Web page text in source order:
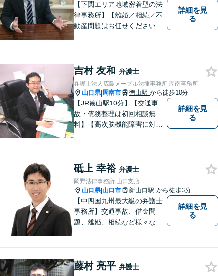
【下関エリア地域密着型の法
律事務所】【離婚／相続／不
動産問題はお任せください】
りの声を大切にし、適切な解
決方法をご提案いたします。
詳細を見
る
吉村 友和 弁護士
弁護士法人広島メープル法律事務所 周南事務所
山口県|周南市 徳山駅 から徒歩10分
【JR徳山駅10分】【交通事
故・債務整理は初回相談無
料】【高次脳機能障害に対応
トナー」として、お客さまに
寄り添いますので、お気軽に
ご相談ください。
詳細を見
る
砥上 幸裕 弁護士
岡野法律事務所 山口支店
山口県|山口市 新山口駅 から徒歩6分
【中四国九州最大級の弁護士
事務所】交通事故、借金問
題、離婚、相続など様々な問
い！
詳細を見
る
藤村 亮平 弁護士